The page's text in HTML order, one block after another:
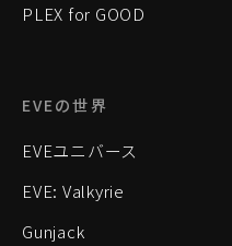
PLEX for GOOD
EVEの世界
EVEユニバース
EVE: Valkyrie
Gunjack